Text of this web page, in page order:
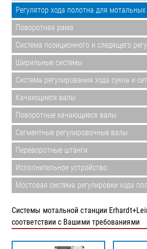
Регулятор хода полотна для мотальных
Поворотная рама
Система позиционного и следящего
Ширильные системы
Система регулирования хода сукна и
Качающиеся валы
Поворотные качающиеся валы
Сегментные регулировочные валы
Переворотные штанги
Исполнительное устройство
Мостовая система регулировки хода
Системы мотальной станции
соответствии с Вашими требованиями